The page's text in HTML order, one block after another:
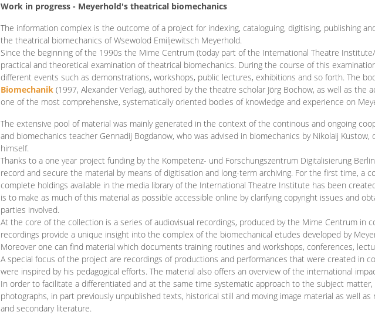
Work in progress - Meyerhold's theatrical biomechanics
The information complex is the outcome of a project for indexing, cataloguing, digitising, publishing
the theatrical biomechanics of Wsewolod Emiljewitsch Meyerhold.
Since the beginning of the 1990s the Mime Centrum (today part of the International Theatre
practical and theoretical examination of theatrical biomechanics. During the course of this
different events such as demonstrations, workshops, public lectures, exhibitions and so forth. The
Biomechanik (1997, Alexander Verlag), authored by the theatre scholar Jörg Bochow, as well as the
one of the most comprehensive, systematically oriented bodies of knowledge and experience on
The extensive pool of material was mainly generated in the context of the continous and ongoing
and biomechanics teacher Gennadij Bogdanow, who was advised in biomechanics by Nikolaij
himself.
Thanks to a one year project funding by the Kompetenz- und Forschungszentrum Digitalisierung
record and secure the material by means of digitisation and long-term archiving. For the first time, a
complete holdings available in the media library of the International Theatre Institute has been
is to make as much of this material as possible accessible online by clarifying copyright issues and
parties involved.
At the core of the collection is a series of audiovisual recordings, produced by the Mime Centrum in
recordings provide a unique insight into the complex of the biomechanical etudes developed by
Moreover one can find material which documents training routines and workshops, conferences,
A special focus of the project are recordings of productions and performances that were created in
were inspired by his pedagogical efforts. The material also offers an overview of the international
In order to facilitate a differentiated and at the same time systematic approach to the subject
photographs, in part previously unpublished texts, historical still and moving image material as well
and secondary literature.